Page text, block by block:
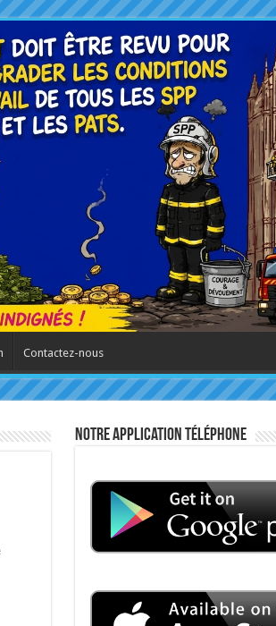
Contactez-nous
Notre application téléphone